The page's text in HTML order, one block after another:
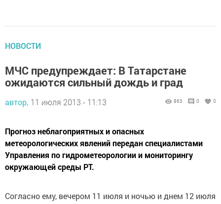
НОВОСТИ
МЧС предупреждает: В Татарстане
ожидаются сильный дождь и град
автор, 11 июля 2013 - 11:13 863 0 0
Прогноз неблагоприятных и опасных
метеорологических явлений передан специалистами
Управления по гидрометеорологии и мониторингу
окружающей среды РТ.
Согласно ему, вечером 11 июля и ночью и днем 12 июля